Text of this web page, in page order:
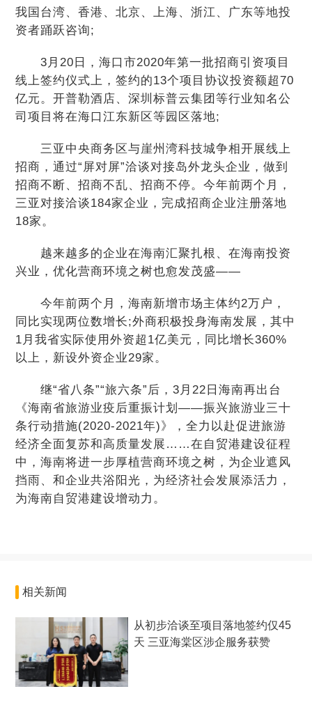
我国台湾、香港、北京、上海、浙江、广东等地投
资者踊跃咨询;
3月20日，海口市2020年第一批招商引资项目
线上签约仪式上，签约的13个项目协议投资额超70
亿元。开普勒酒店、深圳标普云集团等行业知名公
司项目将在海口江东新区等园区落地;
三亚中央商务区与崖州湾科技城争相开展线上
招商，通过“屏对屏”洽谈对接岛外龙头企业，做到
招商不断、招商不乱、招商不停。今年前两个月，
三亚对接洽谈184家企业，完成招商企业注册落地
18家。
越来越多的企业在海南汇聚扎根、在海南投资
兴业，优化营商环境之树也愈发茂盛——
今年前两个月，海南新增市场主体约2万户，
同比实现两位数增长;外商积极投身海南发展，其中
1月我省实际使用外资超1亿美元，同比增长360%
以上，新设外资企业29家。
继“省八条”“旅六条”后，3月22日海南再出台
《海南省旅游业疫后重振计划——振兴旅游业三十
条行动措施(2020-2021年)》，全力以赴促进旅游
经济全面复苏和高质量发展……在自贸港建设征程
中，海南将进一步厚植营商环境之树，为企业遮风
挡雨、和企业共浴阳光，为经济社会发展添活力，
为海南自贸港建设增动力。
相关新闻
从初步洽谈至项目落地签约仅45
天 三亚海棠区涉企服务获赞